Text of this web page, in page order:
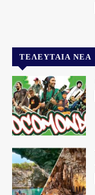
ΤΕΛΕΥΤΑΊΑ ΝΈΑ